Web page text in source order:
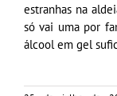
estranhas na
só vai uma por
álcool em gel